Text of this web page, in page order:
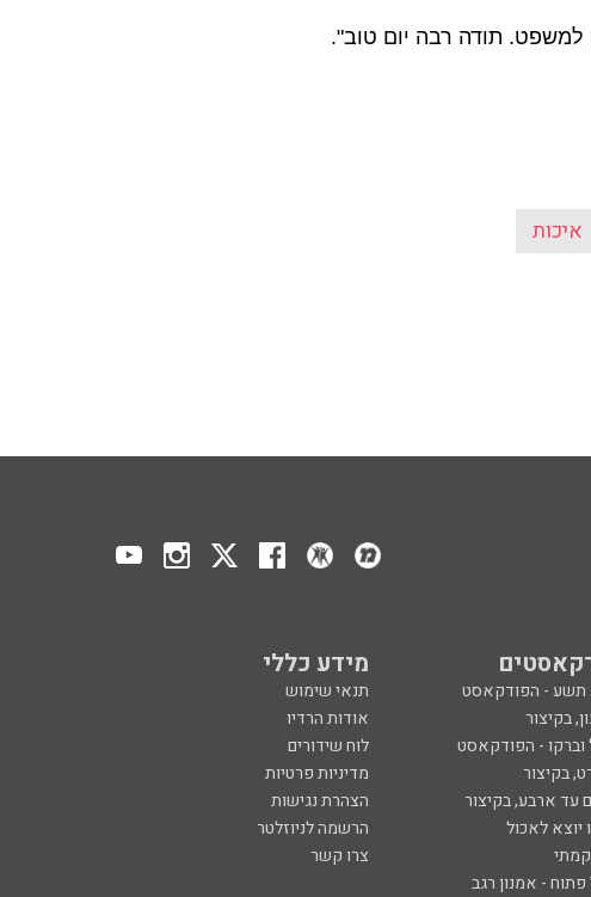
למשפט. תודה רבה יום טוב".
איכות
מידע כללי
תשע - הפודקאסט
תנאי שימוש
בקיצור
אודות הרדיו
וברקו - הפודקאסט
לוח שידורים
בקיצור
מדיניות פרטיות
עד ארבע, בקיצור
הצהרת נגישות
יוצא לאכול
הרשמה לניוזלטר
צרו קשר
פתוח - אמנון רגב